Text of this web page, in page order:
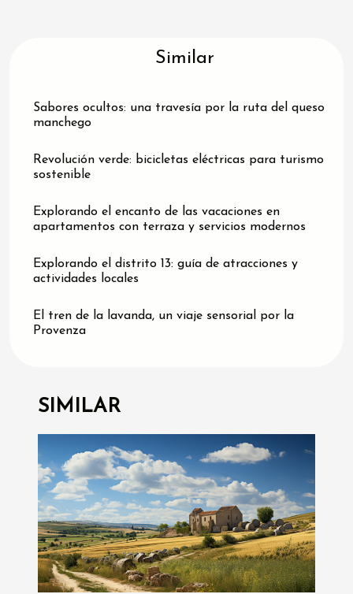
Similar
Sabores ocultos: una travesía por la ruta del queso
manchego
Revolución verde: bicicletas eléctricas para turismo
sostenible
Explorando el encanto de las vacaciones en
apartamentos con terraza y servicios modernos
Explorando el distrito 13: guía de atracciones y
actividades locales
El tren de la lavanda, un viaje sensorial por la
Provenza
SIMILAR